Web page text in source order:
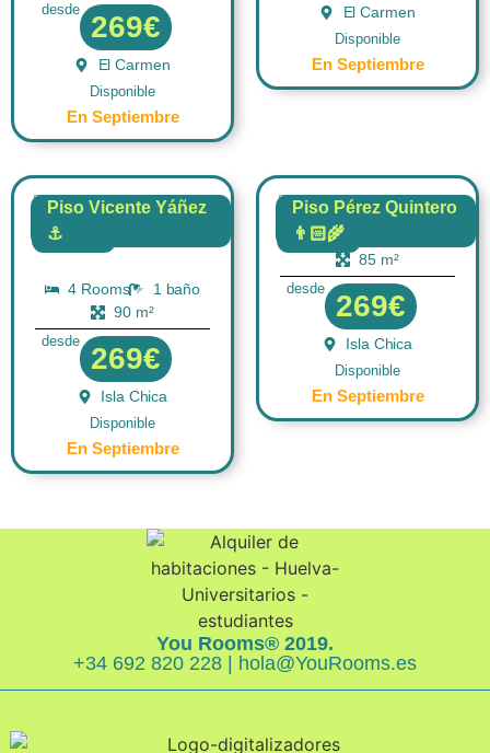
desde
269€
El Carmen
Disponible
En Septiembre
El Carmen
Disponible
En Septiembre
Piso Vicente Yáñez
⚓FLAT
4 Rooms
1 baño
90 m²
desde
269€
Isla Chica
Disponible
En Septiembre
Piso Pérez Quintero
👨🏻‍🌾
FLAT
4 Rooms
85 m²
desde
269€
Isla Chica
Disponible
En Septiembre
You Rooms® 2019.
+34 692 820 228 | hola@YouRooms.es